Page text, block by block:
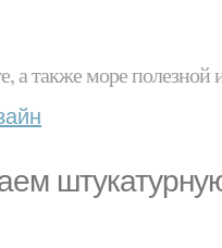
а также море